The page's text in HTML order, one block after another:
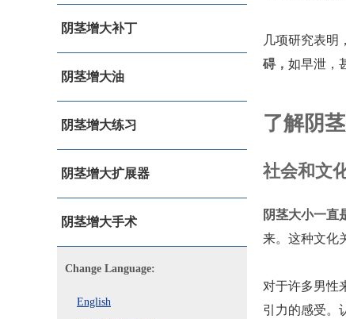
阴茎增大补丁
阴茎增大油
阴茎增大练习
阴茎增大扩展器
阴茎增大手术
Change Language:
English
几项研究表明
碍， 如早泄，
了解阴
社会和文
阴茎大小一直
来。这种文化
对于许多男性
引力的感受。